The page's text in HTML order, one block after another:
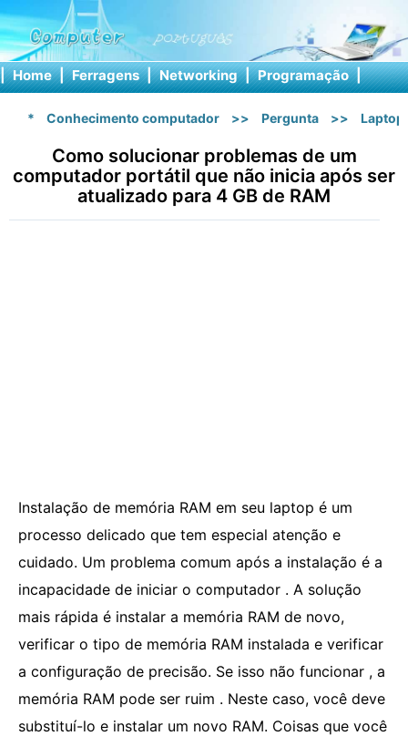
| Home | Ferragens | Networking | Programação |
* Conhecimento computador >> Pergunta >> Laptop
Como solucionar problemas de um
computador portátil que não inicia após ser
atualizado para 4 GB de RAM
Instalação de memória RAM em seu laptop é um
processo delicado que tem especial atenção e
cuidado. Um problema comum após a instalação é a
incapacidade de iniciar o computador . A solução
mais rápida é instalar a memória RAM de novo,
verificar o tipo de memória RAM instalada e verificar
a configuração de precisão. Se isso não funcionar , a
memória RAM pode ser ruim . Neste caso, você deve
substituí-lo e instalar um novo RAM. Coisas que você